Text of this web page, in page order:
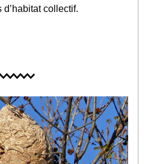
d’habitat collectif.